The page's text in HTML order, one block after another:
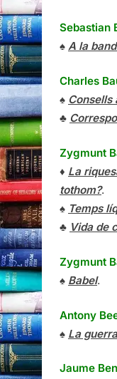
Sebastian
♠ A la
Charles
♠ Consells
♣
Zygmunt
♦ La
tothom?.
♠ Temps
♣ Vida de
Zygmunt
♠ Babel.
Antony
♠ La
Jaume